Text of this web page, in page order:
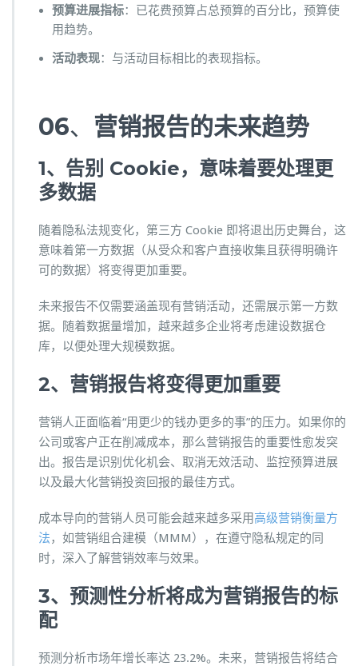
预算进展指标：已花费预算占总预算的百分比，预算使
用趋势。
活动表现：与活动目标相比的表现指标。
06、 营销报告的未来趋势
1、告别 Cookie，意味着要处理更
多数据
随着隐私法规变化，第三方 Cookie 即将退出历史舞台，这
意味着第一方数据（从受众和客户直接收集且获得明确许
可的数据）将变得更加重要。
未来报告不仅需要涵盖现有营销活动，还需展示第一方数
据。随着数据量增加，越来越多企业将考虑建设数据仓
库，以便处理大规模数据。
2、营销报告将变得更加重要
营销人正面临着“用更少的钱办更多的事”的压力。如果你的
公司或客户正在削减成本，那么营销报告的重要性愈发突
出。报告是识别优化机会、取消无效活动、监控预算进展
以及最大化营销投资回报的最佳方式。
成本导向的营销人员可能会越来越多采用高级营销衡量方
法，如营销组合建模（MMM），在遵守隐私规定的同
时，深入了解营销效率与效果。
3、预测性分析将成为营销报告的标
配
预测分析市场年增长率达 23.2%。未来，营销报告将结合